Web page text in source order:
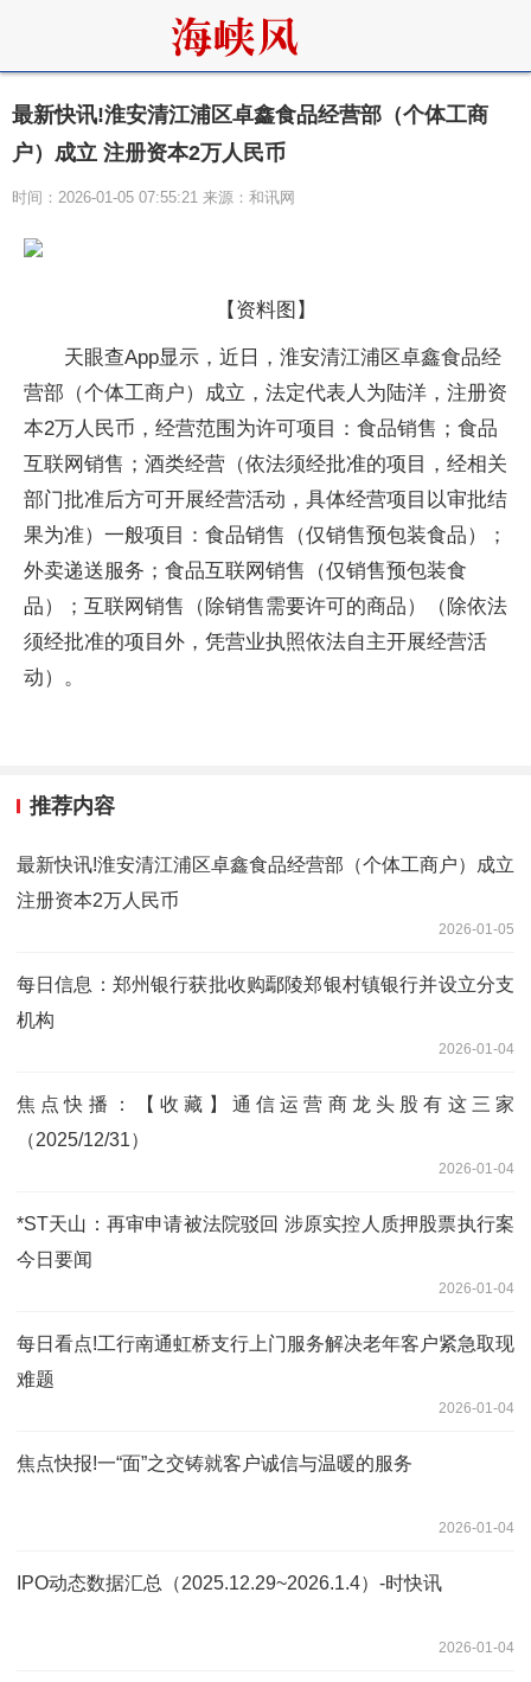
最新快讯!淮安清江浦区卓鑫食品经营部（个体工商
户）成立 注册资本2万人民币
时间：2026-01-05 07:55:21 来源：和讯网
【资料图】
天眼查App显示，近日，淮安清江浦区卓鑫食品经
营部（个体工商户）成立，法定代表人为陆洋，注册资
本2万人民币，经营范围为许可项目：食品销售；食品
互联网销售；酒类经营（依法须经批准的项目，经相关
部门批准后方可开展经营活动，具体经营项目以审批结
果为准）一般项目：食品销售（仅销售预包装食品）；
外卖递送服务；食品互联网销售（仅销售预包装食
品）；互联网销售（除销售需要许可的商品）（除依法
须经批准的项目外，凭营业执照依法自主开展经营活
动）。
推荐内容
最新快讯!淮安清江浦区卓鑫食品经营部（个体工商户）成立
注册资本2万人民币
2026-01-05
每日信息：郑州银行获批收购鄢陵郑银村镇银行并设立分支
机构
2026-01-04
焦点快播：【收藏】通信运营商龙头股有这三家
（2025/12/31）
2026-01-04
*ST天山：再审申请被法院驳回 涉原实控人质押股票执行案
今日要闻
2026-01-04
每日看点!工行南通虹桥支行上门服务解决老年客户紧急取现
难题
2026-01-04
焦点快报!一“面”之交铸就客户诚信与温暖的服务
2026-01-04
IPO动态数据汇总（2025.12.29~2026.1.4）-时快讯
2026-01-04